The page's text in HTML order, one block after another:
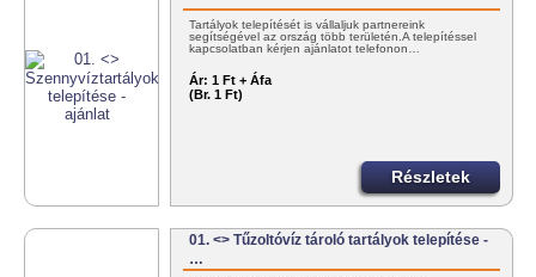
Tartályok telepítését is vállaljuk partnereink
segítségével az ország több területén.A telepítéssel
kapcsolatban kérjen ajánlatot telefonon…
Ár: 1 Ft + Áfa
(Br. 1 Ft)
Részletek
01. <> Tűzoltóvíz tároló tartályok telepítése -
…